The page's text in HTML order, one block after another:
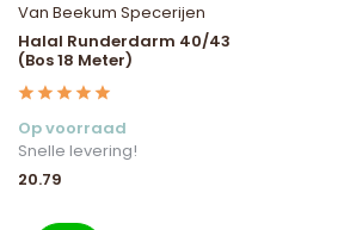
Van Beekum Specerijen
Halal Runderdarm 40/43
(Bos 18 Meter)
Op voorraad
Snelle levering!
20.79